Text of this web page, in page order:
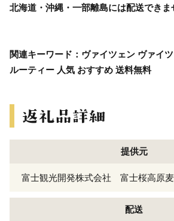
北海道・沖縄・一部離島には配送できま
関連キーワード：ヴァイツェン ヴァイ
ルーティー 人気 おすすめ 送料無料
提供元
富士観光開発株式会社 富士桜高原
配送